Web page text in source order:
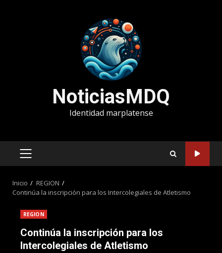
NoticiasMDQ
Identidad marplatense
MENÚ
Inicio
REGION
Continúa la inscripción para los Intercolegiales de Atletismo
REGION
Continúa la inscripción para los
Intercolegiales de Atletismo